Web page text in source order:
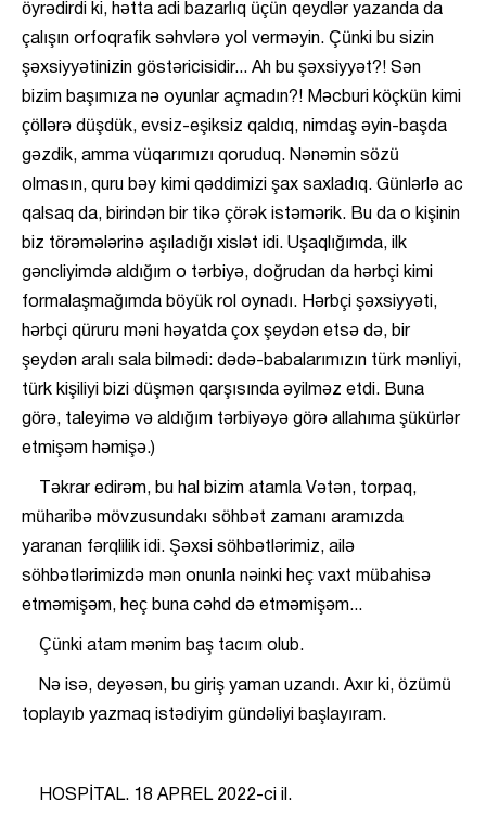
öyrədirdi ki, hətta adi bazarlıq üçün qeydlər yazanda da
çalışın orfoqrafik səhvlərə yol verməyin. Çünki bu sizin
şəxsiyyətinizin göstəricisidir... Ah bu şəxsiyyət?! Sən
bizim başımıza nə oyunlar açmadın?! Məcburi köçkün kimi
çöllərə düşdük, evsiz-eşiksiz qaldıq, nimdaş əyin-başda
gəzdik, amma vüqarımızı qoruduq. Nənəmin sözü
olmasın, quru bəy kimi qəddimizi şax saxladıq. Günlərlə ac
qalsaq da, birindən bir tikə çörək istəmərik. Bu da o kişinin
biz törəmələrinə aşıladığı xislət idi. Uşaqlığımda, ilk
gəncliyimdə aldığım o tərbiyə, doğrudan da hərbçi kimi
formalaşmağımda böyük rol oynadı. Hərbçi şəxsiyyəti,
hərbçi qüruru məni həyatda çox şeydən etsə də, bir
şeydən aralı sala bilmədi: dədə-babalarımızın türk mənliyi,
türk kişiliyi bizi düşmən qarşısında əyilməz etdi. Buna
görə, taleyimə və aldığım tərbiyəyə görə allahıma şükürlər
etmişəm həmişə.)
Təkrar edirəm, bu hal bizim atamla Vətən, torpaq,
müharibə mövzusundakı söhbət zamanı aramızda
yaranan fərqlilik idi. Şəxsi söhbətlərimiz, ailə
söhbətlərimizdə mən onunla nəinki heç vaxt mübahisə
etməmişəm, heç buna cəhd də etməmişəm...
Çünki atam mənim baş tacım olub.
Nə isə, deyəsən, bu giriş yaman uzandı. Axır ki, özümü
toplayıb yazmaq istədiyim gündəliyi başlayıram.
HOSPİTAL. 18 APREL 2022-ci il.